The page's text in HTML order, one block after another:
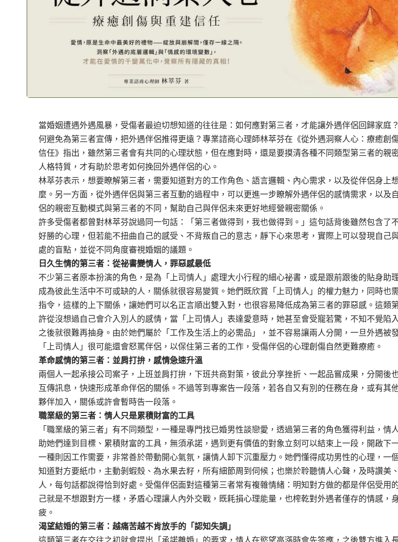
當婚姻遭遇外遇風暴，受傷者最迫切想知道的往往是：如何應對第三者，才能讓外遇伴侶回歸家庭
何避免為第三者宣傳，把外遇伴侶推得更遠？專業諮商心理師林萃芬在 《從外遇洞察人心：療癒創
信任》指出，雖然第三者會有共同的心理狀態，但在應對時，還是要摸清各種不同類型第三者的親
人格特質，才有助於思考如何挽回外遇伴侶的心。
林萃芬表示，想要瞭解第三者，需要知道對方的工作角色、語言邏輯、內心需求，以及從伴侶身上
麼。另一方面，從外遇伴侶與第三者互動的過程中，可以更進一步瞭解外遇伴侶的感情需求，以及
侶的親密互動模式與第三者的不同，幫助自己與伴侶未來更好地經營親密關係。
許多受傷者都曾對林萃芬說過同一句話：「第三者做得到，我也做得到。」這句話背後雖然包含了
好勝的心理，但若能不扭曲自己的感受、不背叛自己的意志，靜下心來思考，實際上可以發現自己
處的盲點，並從不同角度審視婚姻的議題。
日久生情的第三者：從祕書變情人，罪惡感最低
不少第三者原本扮演的角色，是為「上司情人」處理大小行程的細心祕書，或是跟前跟後的貼身助
成為彼此生活中不可或缺的人，關係就很容易變質。她們既欣賞「上司情人」的權力魅力，同時也
指令，這樣的上下關係，讓她們可以名正言順出雙入對，也很容易降低成為第三者的罪惡感。這類
許從沒想過自己會介入別人的感情，當「上司情人」表達愛意時，她甚至會受寵若驚，不知不覺陷
之後就很難再抽身。由於她們屬於「工作及生活上的必需品」，並不容易讓兩人分開，一旦外遇被
「上司情人」很可能還會怒罵伴侶，以保住第三者的工作，受傷伴侶的心理創傷自然更難療癒。
革命感情的第三者：並肩打拚，感情急速升溫
兩個人一起承接公司案子，上班並肩打拚，下班共商對策，彼此分享挫折、一起品嘗成果，分開後
互傳訊息，快速形成革命伴侶的關係。不過等到專案告一段落，若各自又有別的任務在身，或有其
夥伴加入，關係或許會暫時告一段落。
職業級的第三者：情人只是累積財富的工具
「職業級的第三者」有不同類型，一種是專門找已婚男性談戀愛，透過第三者的角色獲得利益，情
助她們達到目標、累積財富的工具，無須承諾，遇到更有價值的對象立刻可以結束上一段，開啟下
一種則因工作需要，非常善於帶動開心氣氛，讓情人卸下沉重壓力。她們懂得成功男性的心理，一
知道對方要紙巾，主動剝蝦殼、為水果去籽，所有細節周到伺候；也樂於聆聽情人心聲，及時讚美
人，每句話都說得恰到好處。受傷伴侶面對這種第三者常有複雜情緒：明知對方做的都是伴侶受用
己就是不想跟對方一樣，矛盾心理讓人內外交戰，既耗損心理能量，也榨乾對外遇者僅存的情感，
疲。
渴望結婚的第三者：越痛苦越不肯放手的「認知失調」
這類第三者在交往之初就會提出「承諾離婚」的要求，情人在慾望高漲時會先答應，之後雙方進入